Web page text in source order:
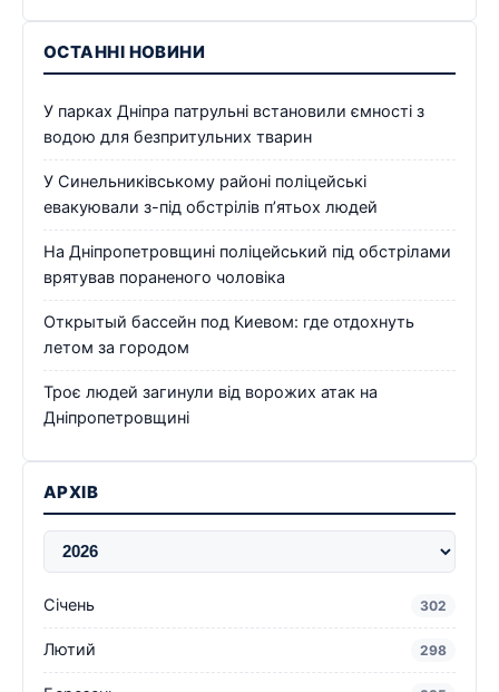
ОСТАННІ НОВИНИ
У парках Дніпра патрульні встановили ємності з
водою для безпритульних тварин
У Синельниківському районі поліцейські
евакуювали з-під обстрілів п’ятьох людей
На Дніпропетровщині поліцейський під обстрілами
врятував пораненого чоловіка
Открытый бассейн под Киевом: где отдохнуть
летом за городом
Троє людей загинули від ворожих атак на
Дніпропетровщині
АРХІВ
Січень 302
Лютий 298